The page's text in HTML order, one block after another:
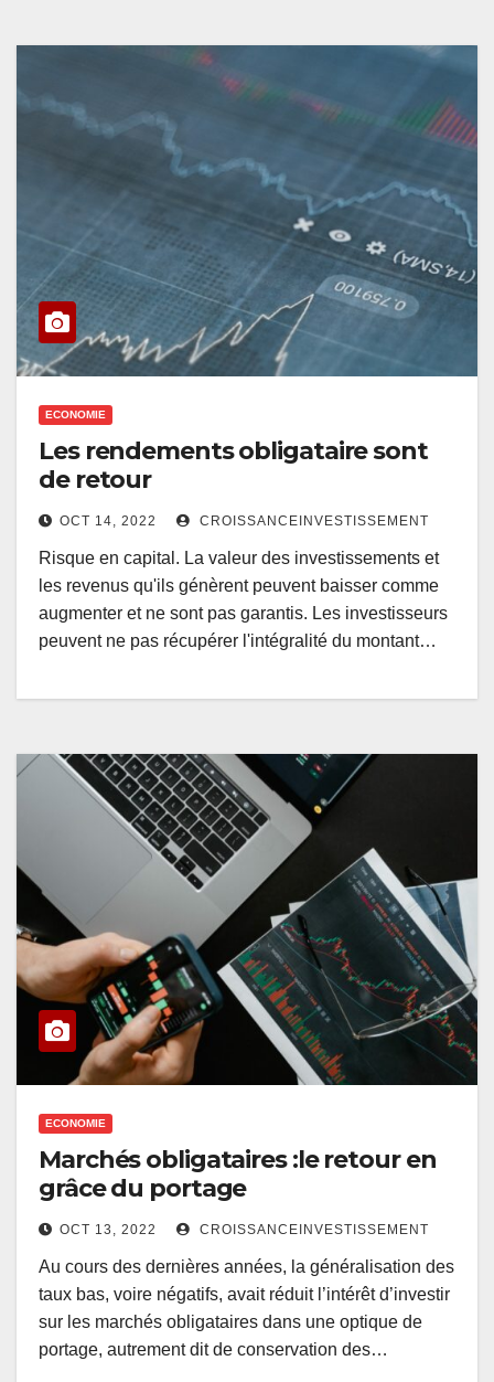
ECONOMIE
Les rendements obligataire sont
de retour
OCT 14, 2022 CROISSANCEINVESTISSEMENT
Risque en capital. La valeur des investissements et
les revenus qu'ils génèrent peuvent baisser comme
augmenter et ne sont pas garantis. Les investisseurs
peuvent ne pas récupérer l'intégralité du montant…
ECONOMIE
Marchés obligataires :le retour en
grâce du portage
OCT 13, 2022 CROISSANCEINVESTISSEMENT
Au cours des dernières années, la généralisation des
taux bas, voire négatifs, avait réduit l’intérêt d’investir
sur les marchés obligataires dans une optique de
portage, autrement dit de conservation des…